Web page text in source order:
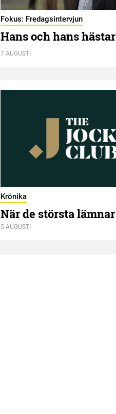
Fokus: Fredagsintervjun
Hans och hans hästar
7 AUGUSTI
Krönika
När de största lämnar
5 AUGUSTI